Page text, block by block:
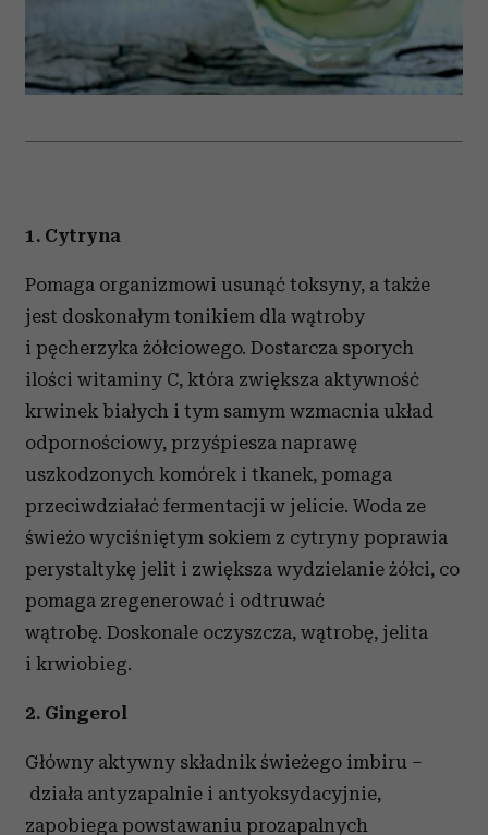
1. Cytryna
Pomaga organizmowi usunąć toksyny, a także
jest doskonałym tonikiem dla wątroby
i pęcherzyka żółciowego. Dostarcza sporych
ilości witaminy C, która zwiększa aktywność
krwinek białych i tym samym wzmacnia układ
odpornościowy, przyśpiesza naprawę
uszkodzonych komórek i tkanek, pomaga
przeciwdziałać fermentacji w jelicie. Woda ze
świeżo wyciśniętym sokiem z cytryny poprawia
perystaltykę jelit i zwiększa wydzielanie żółci, co
pomaga zregenerować i odtruwać
wątrobę. Doskonale oczyszcza, wątrobę, jelita
i krwiobieg.
2. Gingerol
Główny aktywny składnik świeżego imbiru –
działa antyzapalnie i antyoksydacyjnie,
zapobiega powstawaniu prozapalnych